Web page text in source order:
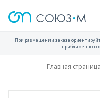
При размещении заказа
приближенно
Главная страница